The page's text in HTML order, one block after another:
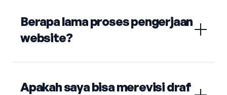
Berapa lama proses pengerjaan
website?
Apakah saya bisa merevisi draf